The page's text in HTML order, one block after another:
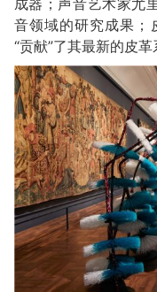
成器；声音艺术家尤
音领域的研究成果
“贡献”了其最新的皮